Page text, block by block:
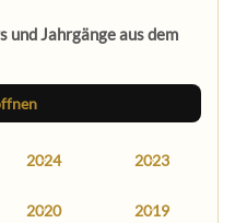
und Jahrgänge aus dem
2024 2023
2020 2019